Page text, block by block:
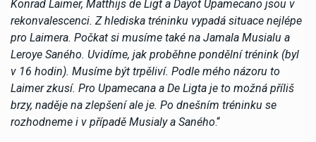
Konrad Laimer, Matthijs de Ligt a Dayot Upamecano jsou v
rekonvalescenci. Z hlediska tréninku vypadá situace nejlépe
pro Laimera. Počkat si musíme také na Jamala Musialu a
Leroye Saného. Uvidíme, jak proběhne pondělní trénink (byl
v 16 hodin). Musíme být trpěliví. Podle mého názoru to
Laimer zkusí. Pro Upamecana a De Ligta je to možná příliš
brzy, naděje na zlepšení ale je. Po dnešním tréninku se
rozhodneme i v případě Musialy a Saného.“